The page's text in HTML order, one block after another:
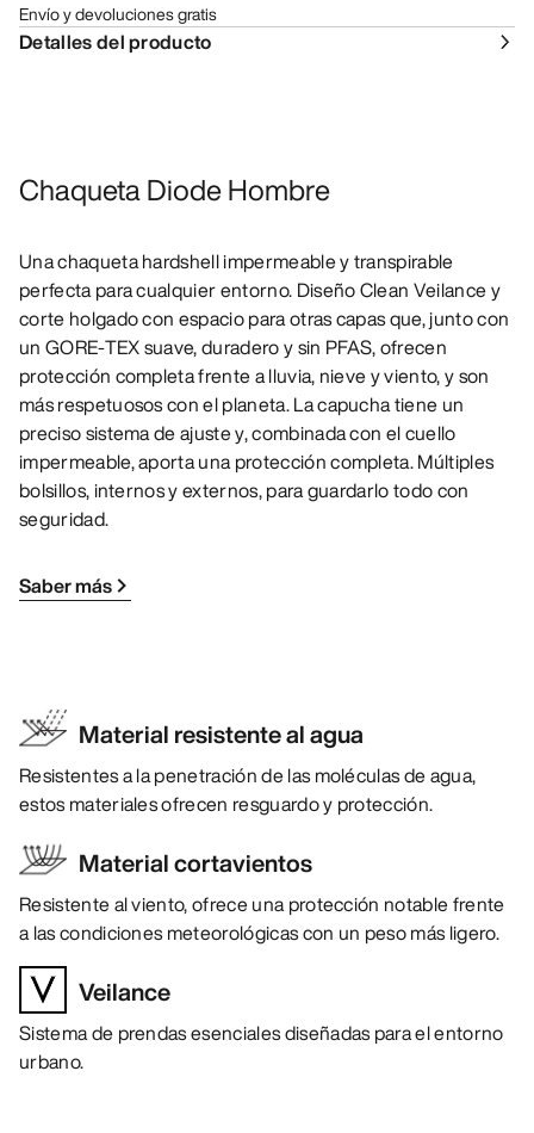
Envío y devoluciones gratis
Detalles del producto
Chaqueta Diode Hombre
Una chaqueta hardshell impermeable y transpirable
perfecta para cualquier entorno. Diseño Clean Veilance y
corte holgado con espacio para otras capas que, junto con
un GORE-TEX suave, duradero y sin PFAS, ofrecen
protección completa frente a lluvia, nieve y viento, y son
más respetuosos con el planeta. La capucha tiene un
preciso sistema de ajuste y, combinada con el cuello
impermeable, aporta una protección completa. Múltiples
bolsillos, internos y externos, para guardarlo todo con
seguridad.
Saber más
Material resistente al agua
Resistentes a la penetración de las moléculas de agua,
estos materiales ofrecen resguardo y protección.
Material cortavientos
Resistente al viento, ofrece una protección notable frente
a las condiciones meteorológicas con un peso más ligero.
Veilance
Sistema de prendas esenciales diseñadas para el entorno
urbano.